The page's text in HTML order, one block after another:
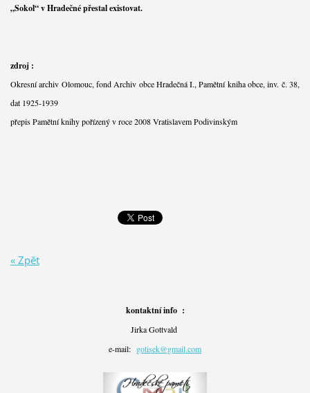
„Sokol“ v Hradečné přestal existovat.
zdroj :
Okresní archiv Olomouc, fond Archiv obce Hradečná I., Pamětní kniha obce, inv. č. 38,
dat 1925-1939
přepis Pamětní knihy pořízený v roce 2008 Vratislavem Podivinským
« Zpět
kontaktní info :
Jirka Gottvald
e-mail: gotisek@gmail.com